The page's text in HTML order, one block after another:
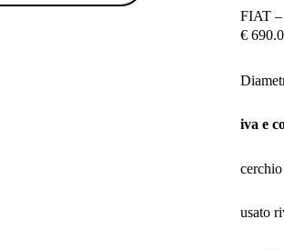
FIAT
€
iva e
usato